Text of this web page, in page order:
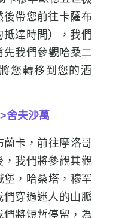
後帶您前往卡薩布
達時間）， 我們
我們參觀哈桑二
您轉移到您的酒
舍夫沙萬
卡，前往摩洛哥
，我們將參觀其觀
，哈桑塔，穆罕
們穿過迷人的山脈
將短暫停留， 為